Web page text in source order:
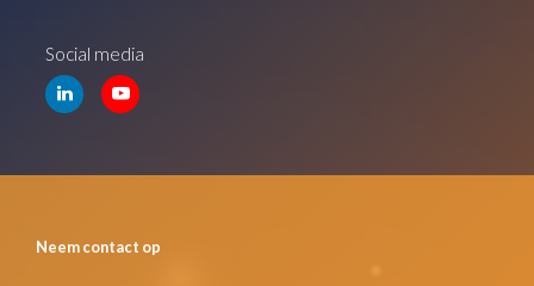
Social media
Neem contact op